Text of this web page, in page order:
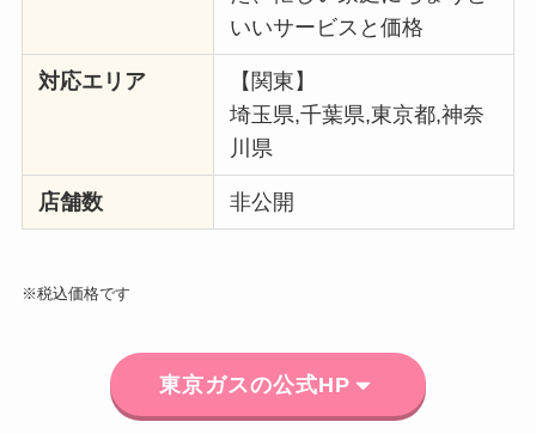
いいサービスと価格
対応エリア
【関東】
埼玉県,千葉県,東京都,神奈
川県
店舗数 非公開
※税込価格です
東京ガスの公式HP